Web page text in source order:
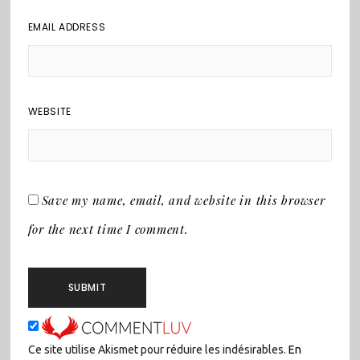
EMAIL ADDRESS
WEBSITE
Save my name, email, and website in this browser
for the next time I comment.
Ce site utilise Akismet pour réduire les indésirables. En